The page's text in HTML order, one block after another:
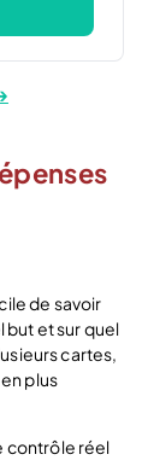
de savoir
et sur quel
cartes,
plus
contrôle réel